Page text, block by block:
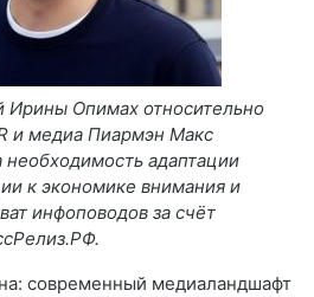
Ирины Опимах относительно
и медиа Пиармэн Макс
адаптации
к экономике внимания и
инфоповодов за счёт
современный медиаландшафт